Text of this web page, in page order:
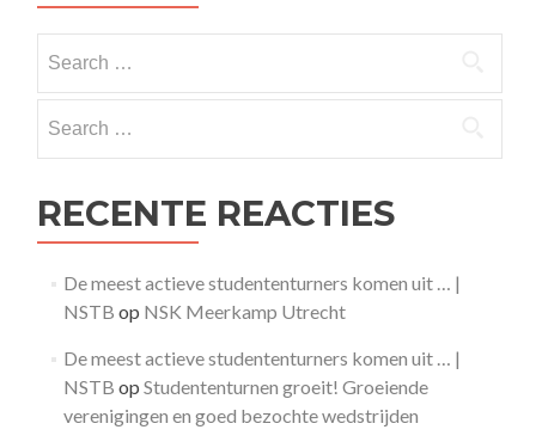
for:
for:
RECENTE REACTIES
De meest actieve studententurners komen uit … |
NSTB op NSK Meerkamp Utrecht
De meest actieve studententurners komen uit … |
NSTB op Studententurnen groeit! Groeiende
verenigingen en goed bezochte wedstrijden